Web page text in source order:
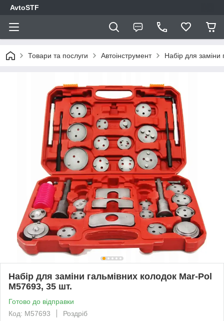
AvtoSTF
Товари та послуги Автоінструмент Набір для
Набір для заміни гальмівних колодок Mar-Pol
M57693, 35 шт.
Готово до відправки
Код: M57693
Роздріб